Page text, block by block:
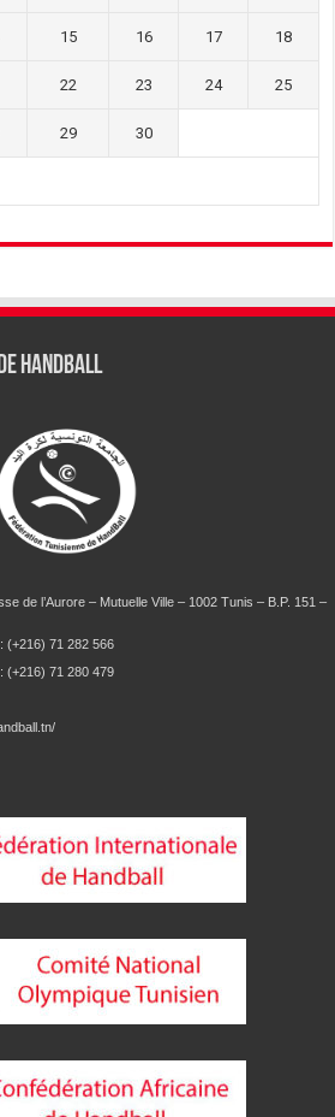
15 16 17 18
22 23 24 25
29 30
Handball
de l’Aurore – Mutuelle Ville – 1002 Tunis – B.P. 151 –
(+216) 71 282 566
(+216) 71 280 479